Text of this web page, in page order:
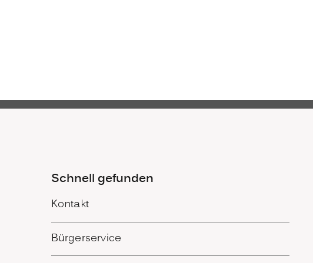
Schnell gefunden
Kontakt
Bürgerservice